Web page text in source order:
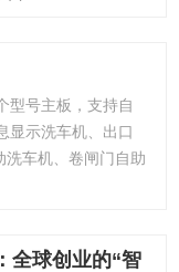
型号主板，支持自
显示洗车机、出口
洗车机、卷闸门自助
全球创业的“智